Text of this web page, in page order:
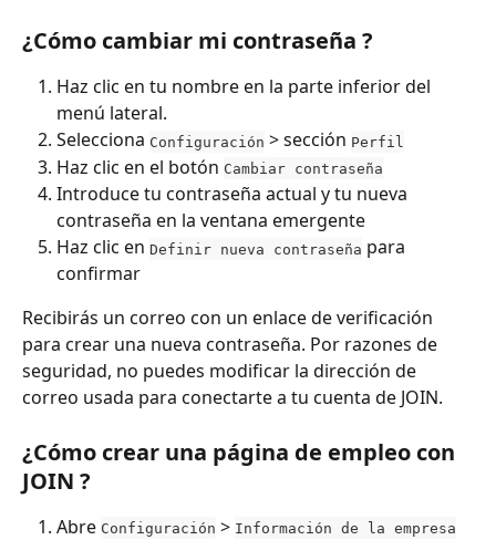
¿Cómo cambiar mi contraseña ?
Haz clic en tu nombre en la parte inferior del
menú lateral.
Selecciona Configuración > sección Perfil
Haz clic en el botón Cambiar contraseña
Introduce tu contraseña actual y tu nueva
contraseña en la ventana emergente
Haz clic en Definir nueva contraseña para
confirmar
Recibirás un correo con un enlace de verificación
para crear una nueva contraseña. Por razones de
seguridad, no puedes modificar la dirección de
correo usada para conectarte a tu cuenta de JOIN.
¿Cómo crear una página de empleo con
JOIN ?
Abre Configuración > Información de la empresa